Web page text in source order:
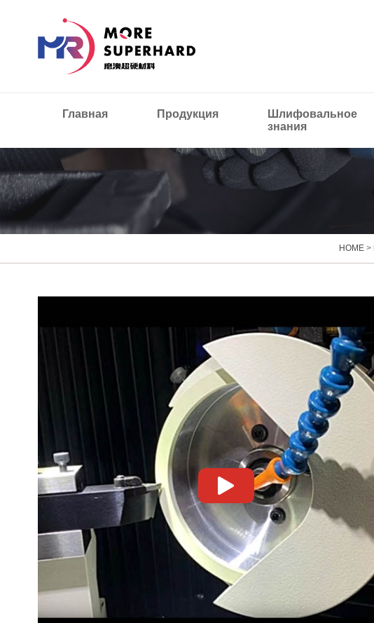
Главная Продукция
Шлифовальное
знания
HOME>